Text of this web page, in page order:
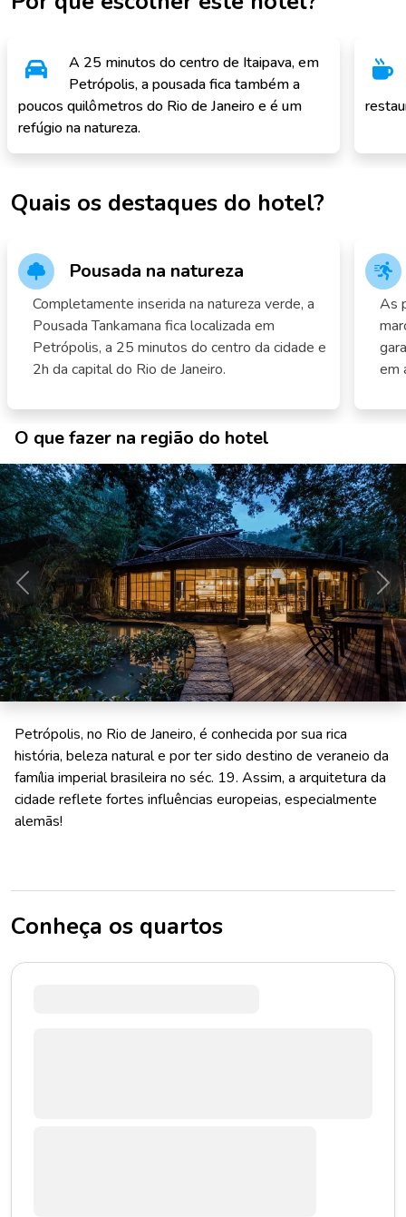
A 25 minutos do centro de Itaipava, em
Petrópolis, a pousada fica também a
poucos quilômetros do Rio de Janeiro e é um
refúgio na natureza.
Quais os destaques do hotel?
Pousada na natureza
Completamente inserida na natureza verde, a
Pousada Tankamana fica localizada em
Petrópolis, a 25 minutos do centro da cidade e
2h da capital do Rio de Janeiro.
As
em
O que fazer na região do hotel
Anterior
Petrópolis, no Rio de Janeiro, é conhecida por sua rica
história, beleza natural e por ter sido destino de veraneio da
família imperial brasileira no séc. 19. Assim, a arquitetura da
cidade reflete fortes influências europeias, especialmente
alemãs!
Conheça os quartos